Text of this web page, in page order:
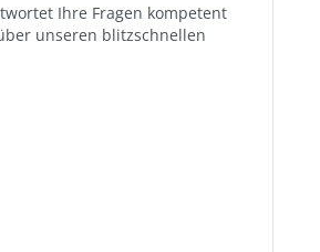
Ihre Fragen kompetent
unseren blitzschnellen